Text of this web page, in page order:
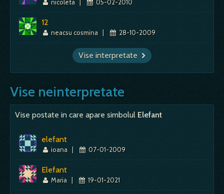
nicoleta 05-02-2010
12
neacsu cosmina | 28-10-2009
Vise interpretate
Vise neinterpretate
Vise postate in care apare simbolul Elefant
elefant
ioana | 07-01-2009
Elefant
Maria | 19-01-2021